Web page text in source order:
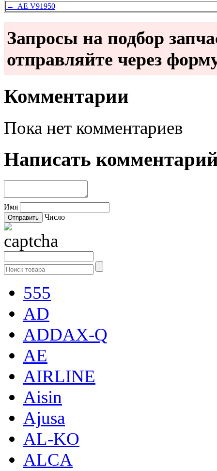
← AE V91950
Запросы на подбор
отправляйте через
Комментарии
Пока нет комментариев
Написать
Имя
Число
555
AD
ADDAX-Q
AE
AIRLINE
Aisin
Ajusa
AL-KO
ALCA